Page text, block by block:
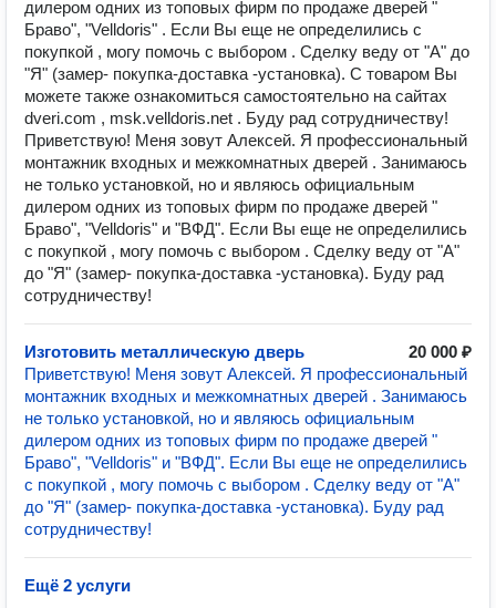
дилером одних из топовых фирм по продаже дверей "
Браво", "Velldoris" . Если Вы еще не определились с
покупкой , могу помочь с выбором . Сделку веду от "А" до
"Я" (замер- покупка-доставка -установка). С товаром Вы
можете также ознакомиться самостоятельно на сайтах
dveri.com , msk.velldoris.net . Буду рад сотрудничеству!
Приветствую! Меня зовут Алексей. Я профессиональный
монтажник входных и межкомнатных дверей . Занимаюсь
не только установкой, но и являюсь официальным
дилером одних из топовых фирм по продаже дверей "
Браво", "Velldoris" и "ВФД". Если Вы еще не определились
с покупкой , могу помочь с выбором . Сделку веду от "А"
до "Я" (замер- покупка-доставка -установка). Буду рад
сотрудничеству!
Изготовить металлическую дверь
20 000 ₽
Приветствую! Меня зовут Алексей. Я профессиональный
монтажник входных и межкомнатных дверей . Занимаюсь
не только установкой, но и являюсь официальным
дилером одних из топовых фирм по продаже дверей "
Браво", "Velldoris" и "ВФД". Если Вы еще не определились
с покупкой , могу помочь с выбором . Сделку веду от "А"
до "Я" (замер- покупка-доставка -установка). Буду рад
сотрудничеству!
Ещё 2 услуги